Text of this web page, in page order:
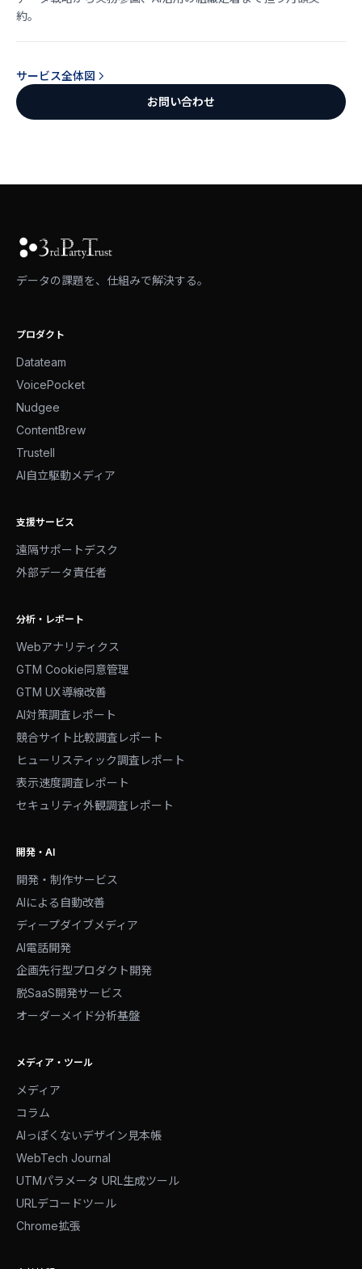
約。
サービス全体図
お問い合わせ
データの課題を、仕組みで解決する。
プロダクト
Datateam
VoicePocket
Nudgee
ContentBrew
Trustell
AI自立駆動メディア
支援サービス
遠隔サポートデスク
外部データ責任者
分析・レポート
Webアナリティクス
GTM Cookie同意管理
GTM UX導線改善
AI対策調査レポート
競合サイト比較調査レポート
ヒューリスティック調査レポート
表示速度調査レポート
セキュリティ外観調査レポート
開発・AI
開発・制作サービス
AIによる自動改善
ディープダイブメディア
AI電話開発
企画先行型プロダクト開発
脱SaaS開発サービス
オーダーメイド分析基盤
メディア・ツール
メディア
コラム
AIっぽくないデザイン見本帳
WebTech Journal
UTMパラメータ URL生成ツール
URLデコードツール
Chrome拡張